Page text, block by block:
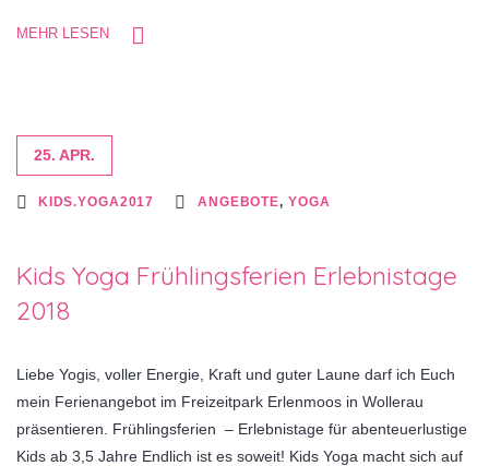
MEHR LESEN
25. APR.
KIDS.YOGA2017 ANGEBOTE, YOGA
Kids Yoga Frühlingsferien Erlebnistage
2018
Liebe Yogis, voller Energie, Kraft und guter Laune darf ich Euch
mein Ferienangebot im Freizeitpark Erlenmoos in Wollerau
präsentieren. Frühlingsferien – Erlebnistage für abenteuerlustige
Kids ab 3,5 Jahre Endlich ist es soweit! Kids Yoga macht sich auf